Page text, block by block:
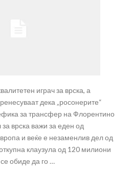
играч за врска, а
дека „росонерите“
за трансфер на Флорентино
врска важи за еден од
и веќе е незаменлив дел од
клаузула од 120 милиони
обиде да го …